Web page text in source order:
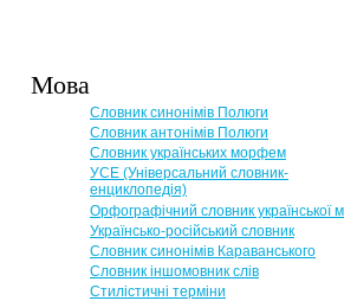
Мова
Словник синонімів Полюги
Словник антонімів Полюги
Словник українських морфем
УСЕ (Універсальний словник-
енциклопедія)
Орфографічний словник української
Українсько-російський словник
Словник синонімів Караванського
Словник іншомовник слів
Стилістичні терміни